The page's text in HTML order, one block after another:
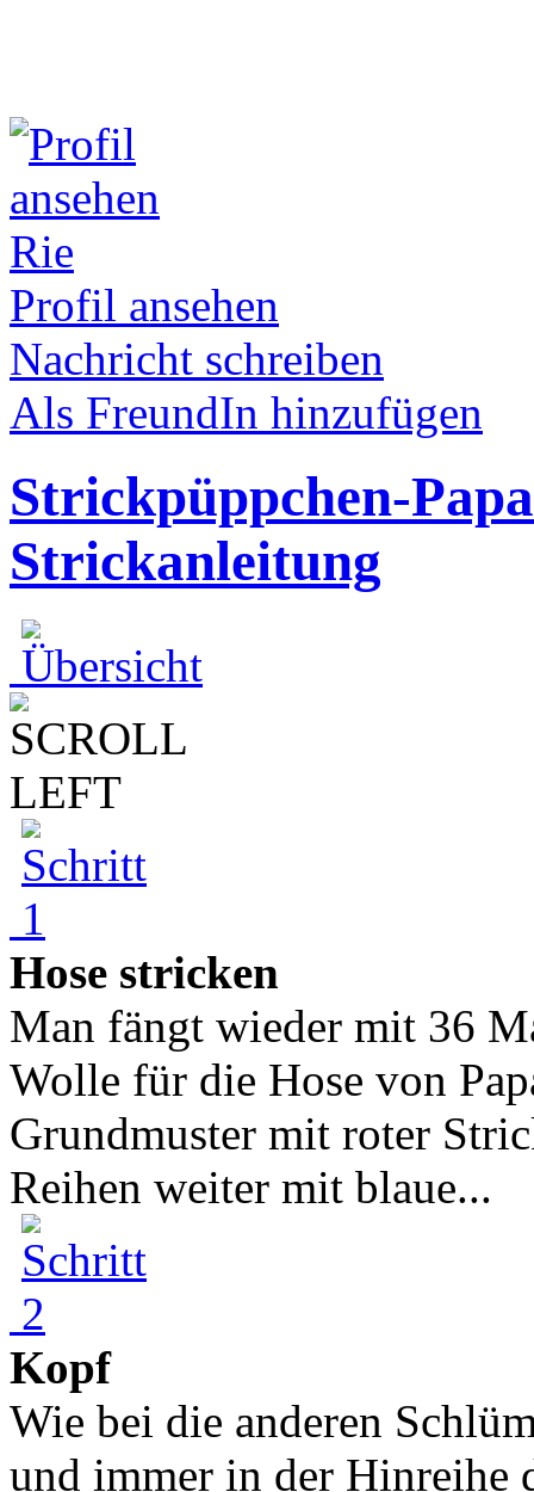
Rie
Profil ansehen
Nachricht schreiben
Als FreundIn hinzufügen
Strickpüppchen-
Strickanleitung
Hose stricken
Man fängt wieder mit 36
Wolle für die Hose von
Grundmuster mit roter
Reihen weiter mit blaue...
Kopf
Wie bei die anderen
und immer in der Hinreihe